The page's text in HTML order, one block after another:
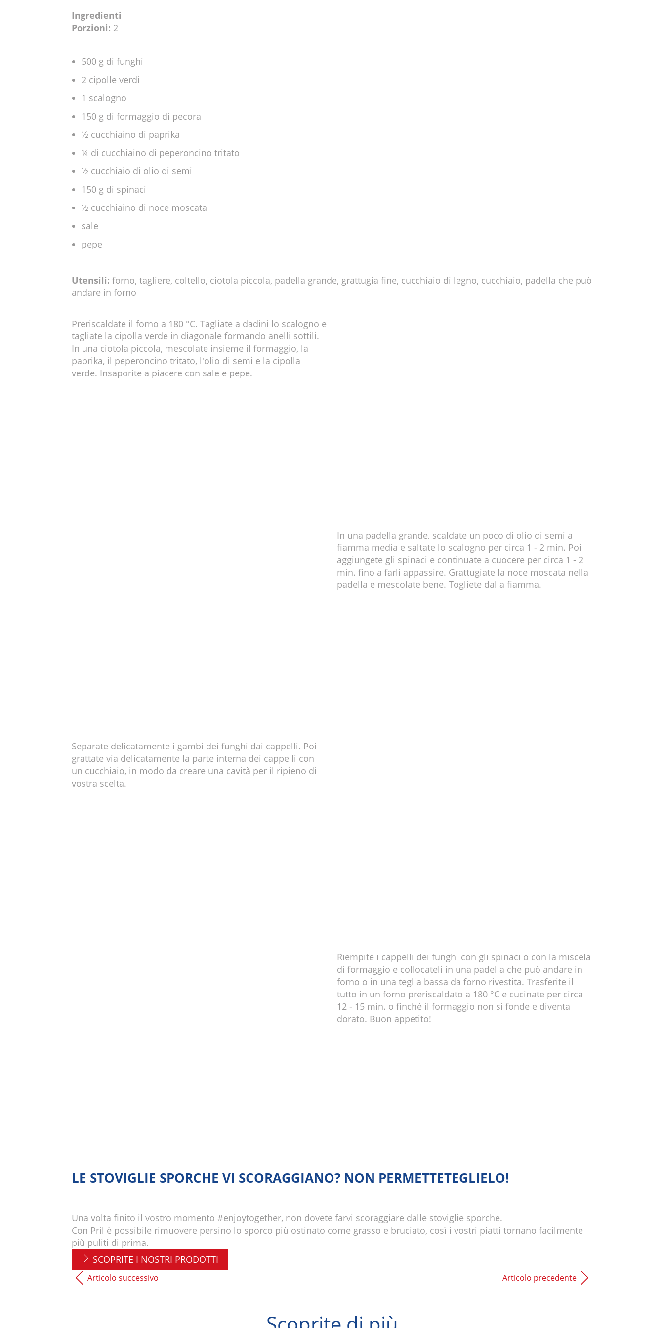
Ingredienti
Porzioni: 2
500 g di funghi
2 cipolle verdi
1 scalogno
150 g di formaggio di pecora
½ cucchiaino di paprika
¼ di cucchiaino di peperoncino tritato
½ cucchiaio di olio di semi
150 g di spinaci
½ cucchiaino di noce moscata
sale
pepe
Utensili: forno, tagliere, coltello, ciotola piccola, padella grande, grattugia fine, cucchiaio di legno, cucchiaio, padella che può
andare in forno
Preriscaldate il forno a 180 °C. Tagliate a dadini lo scalogno e
tagliate la cipolla verde in diagonale formando anelli sottili.
In una ciotola piccola, mescolate insieme il formaggio, la
paprika, il peperoncino tritato, l'olio di semi e la cipolla
verde. Insaporite a piacere con sale e pepe.
In una padella grande, scaldate un poco di olio di semi a
fiamma media e saltate lo scalogno per circa 1 - 2 min. Poi
aggiungete gli spinaci e continuate a cuocere per circa 1 - 2
min. fino a farli appassire. Grattugiate la noce moscata nella
padella e mescolate bene. Togliete dalla fiamma.
Separate delicatamente i gambi dei funghi dai cappelli. Poi
grattate via delicatamente la parte interna dei cappelli con
un cucchiaio, in modo da creare una cavità per il ripieno di
vostra scelta.
Riempite i cappelli dei funghi con gli spinaci o con la miscela
di formaggio e collocateli in una padella che può andare in
forno o in una teglia bassa da forno rivestita. Trasferite il
tutto in un forno preriscaldato a 180 °C e cucinate per circa
12 - 15 min. o finché il formaggio non si fonde e diventa
dorato. Buon appetito!
LE STOVIGLIE SPORCHE VI SCORAGGIANO? NON PERMETTETEGLIELO!
Una volta finito il vostro momento #enjoytogether, non dovete farvi scoraggiare dalle stoviglie sporche.
Con Pril è possibile rimuovere persino lo sporco più ostinato come grasso e bruciato, così i vostri piatti tornano facilmente
più puliti di prima.
SCOPRITE I NOSTRI PRODOTTI
Articolo successivo Articolo precedente